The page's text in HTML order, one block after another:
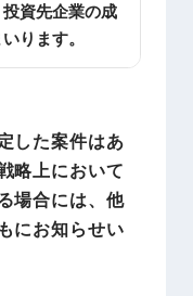
資先企業の成
ります。
した案件はあ
略上において
場合には、他
にお知らせい